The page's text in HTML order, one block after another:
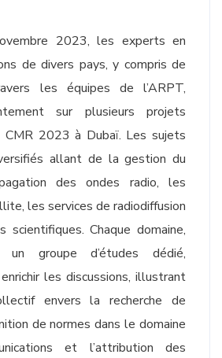
2023, les experts en
de divers pays, y compris de
les équipes de l’ARPT,
sur plusieurs projets
CMR 2023 à Dubaï. Les sujets
allant de la gestion du
des ondes radio, les
les services de radiodiffusion
scientifiques. Chaque domaine,
un groupe d’études dédié,
les discussions, illustrant
envers la recherche de
de normes dans le domaine
et l’attribution des